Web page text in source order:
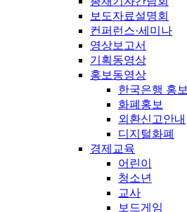
보도자료설명회
컨퍼런스·세미나
영상보고서
기획동영상
홍보동영상
한국은행 홍보
화폐홍보
외환신고안내
디지털화폐
경제교육
어린이
청소년
교사
보드게임